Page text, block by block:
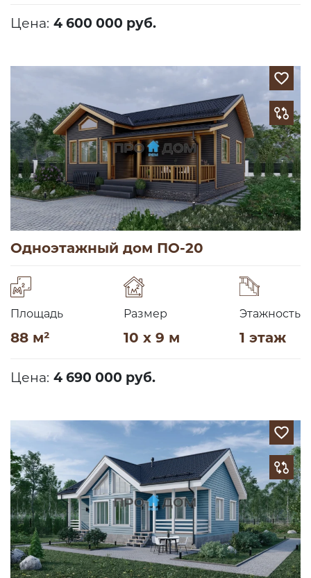
Цена: 4 600 000 руб.
Одноэтажный дом ПО-20
Площадь
88 м²
Размер
10 x 9 м
Этажность
1 этаж
Цена: 4 690 000 руб.